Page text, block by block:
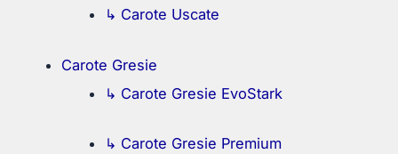
↳ Carote Uscate
Carote Gresie
↳ Carote Gresie EvoStark
↳ Carote Gresie Premium